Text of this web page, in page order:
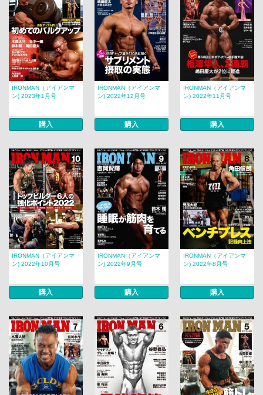
IRONMAN（アイアンマ
ン) 2023年1月号
購入
IRONMAN（アイアンマ
ン) 2022年12月号
購入
IRONMAN（アイアンマ
ン) 2022年11月号
購入
IRONMAN（アイアンマ
ン) 2022年10月号
購入
IRONMAN（アイアンマ
ン) 2022年9月号
購入
IRONMAN（アイアンマ
ン) 2022年8月号
購入